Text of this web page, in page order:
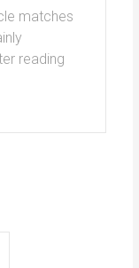
matches
reading